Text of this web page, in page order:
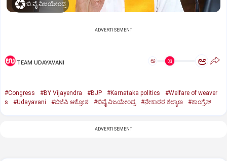
ಬಿ.ವೈ.ವಿಜಯೇಂದ್ರ
ADVERTISEMENT
TEAM UDAYAVANI ಅ ಅ
#Congress #BY Vijayendra #BJP #Karnataka politics
#Welfare of weaver
s
#Udayavani #ಬಿಜೆಪಿ ಆಕ್ರೋಶ #ಬಿವೈ ವಿಜಯೇಂದ್ರ #ನೇಕಾರರ ಕಲ್ಯಾಣ #ಕಾಂಗ್ರೆಸ್‌
ADVERTISEMENT